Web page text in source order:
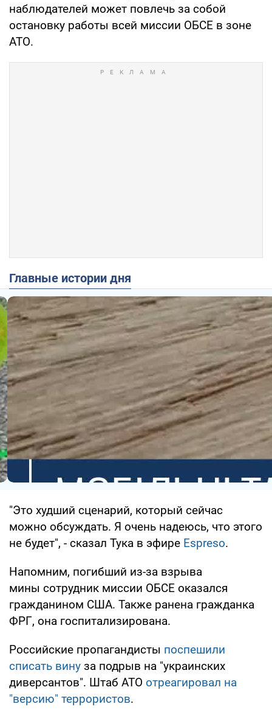
наблюдателей может повлечь за собой
остановку работы всей миссии ОБСЕ в зоне
АТО.
Главные истории дня
"Это худший сценарий, который сейчас
можно обсуждать. Я очень надеюсь, что этого
не будет", - сказал Тука в эфире Espreso.
Напомним, погибший из-за взрыва
мины сотрудник миссии ОБСЕ оказался
гражданином США. Также ранена гражданка
ФРГ, она госпитализирована.
Российские пропагандисты поспешили
списать вину за подрыв на "украинских
диверсантов". Штаб АТО отреагировал на
"версию" террористов.